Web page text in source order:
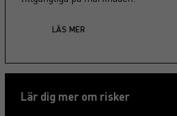
LÄS MER
Lär dig mer om risker